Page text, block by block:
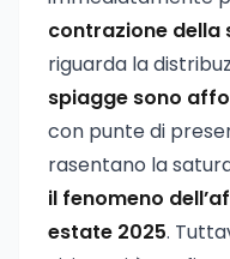
contrazione della
riguarda la
spiagge sono
con punte di
rasentano la
il fenomeno
estate 2025.